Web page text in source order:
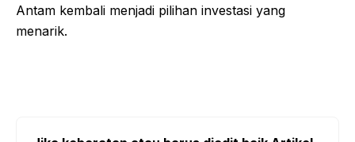
Antam kembali menjadi pilihan investasi yang
menarik.